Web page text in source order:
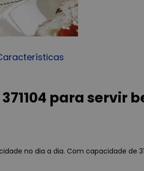
para servir
no dia a dia. Com capacidade de